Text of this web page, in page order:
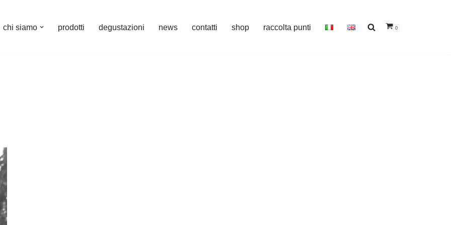
chi siamo prodotti degustazioni news contatti shop raccolta punti 0